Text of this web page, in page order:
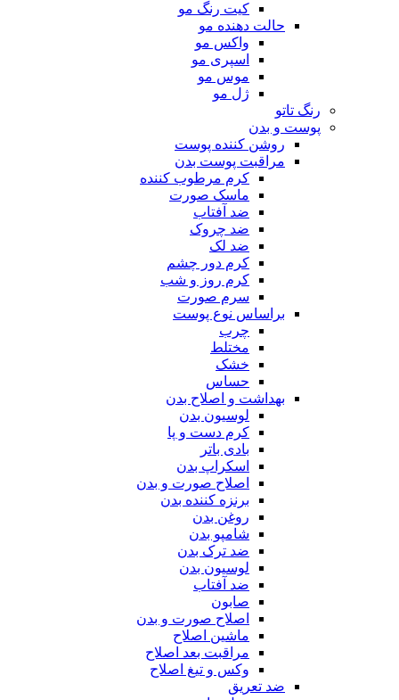
کیت رنگ مو
حالت دهنده مو
واکس مو
اسپری مو
موس مو
ژل مو
رنگ تاتو
پوست و بدن
روشن کننده پوست
مراقبت پوست بدن
کرم مرطوب کننده
ماسک صورت
ضد آفتاب
ضد چروک
ضد لک
کرم دور چشم
کرم روز و شب
سرم صورت
براساس نوع پوست
چرب
مختلط
خشک
حساس
بهداشت و اصلاح بدن
لوسیون بدن
کرم دست و پا
بادی باتر
اسکراپ بدن
اصلاح صورت و بدن
برنزه کننده بدن
روغن بدن
شامپو بدن
ضد ترک بدن
لوسیون بدن
ضد آفتاب
صابون
اصلاح صورت و بدن
ماشین اصلاح
مراقبت بعد اصلاح
وکس و تیغ اصلاح
ضد تعریق